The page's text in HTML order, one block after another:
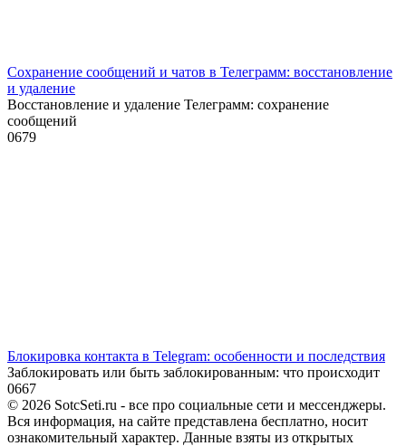
Сохранение сообщений и чатов в Телеграмм: восстановление
и удаление
Восстановление и удаление Телеграмм: сохранение
сообщений
0679
Блокировка контакта в Telegram: особенности и последствия
Заблокировать или быть заблокированным: что происходит
0667
© 2026 SotcSeti.ru - все про социальные сети и мессенджеры.
Вся информация, на сайте представлена бесплатно, носит
ознакомительный характер. Данные взяты из открытых